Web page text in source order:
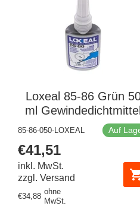
Loxeal 85-86 Grün
ml Gewindedichtmittel
85-86-050-LOXEAL Auf
Regulärer
Preis
€41,51
inkl. MwSt.
zzgl. Versand
Regulärer
€34,88
ohne
MwSt.